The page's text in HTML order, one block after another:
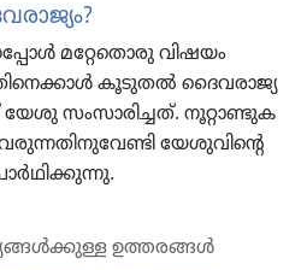
മറ്റേ​തൊ​രു വിഷയം
കൂടുതൽ ദൈവ​രാ​ജ്യ​
യേശു സംസാ​രി​ച്ചത്‌. നൂറ്റാ​ണ്ടു​ക​
യേശു​വി​ന്റെ
ഉത്തരങ്ങൾ